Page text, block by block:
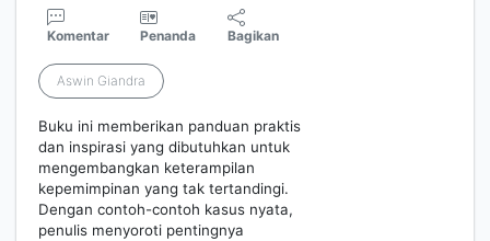
Komentar Penanda Bagikan
Aswin Giandra
Buku ini memberikan panduan praktis
dan inspirasi yang dibutuhkan untuk
mengembangkan keterampilan
kepemimpinan yang tak tertandingi.
Dengan contoh-contoh kasus nyata,
penulis menyoroti pentingnya